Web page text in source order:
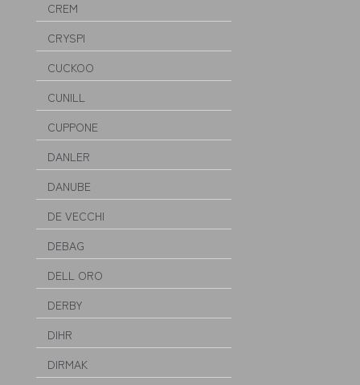
CREM
CRYSPI
CUCKOO
CUNILL
CUPPONE
DANLER
DANUBE
DE VECCHI
DEBAG
DELL ORO
DERBY
DIHR
DIRMAK